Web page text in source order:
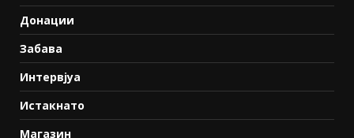
Донации
Забава
Интервјуа
Истакнато
Магазин